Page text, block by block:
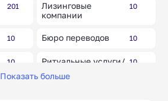
201
Лизинговые
компании
10
10 Бюро переводов 10
10
Ритуальные услуги/ 10
Показать больше